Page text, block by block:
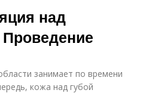
над
Проведение
занимает по времени
кожа над губой